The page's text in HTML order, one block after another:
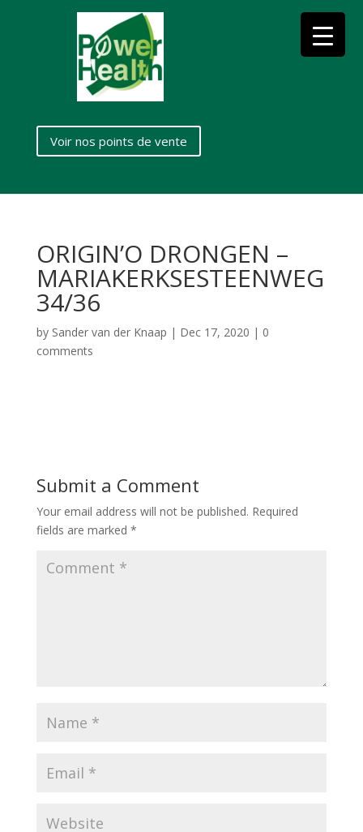
Voir nos points de vente
ORIGIN’O DRONGEN –
MARIAKERKSESTEENWEG
34/36
by Sander van der Knaap | Dec 17, 2020 | 0
comments
Submit a Comment
Your email address will not be published. Required
fields are marked *